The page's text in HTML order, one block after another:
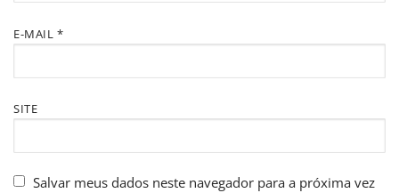
E-MAIL *
SITE
Salvar meus dados neste navegador para a próxima vez